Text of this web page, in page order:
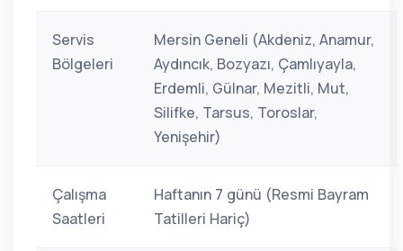
Servis
Bölgeleri
Mersin Geneli (Akdeniz, Anamur,
Aydıncık, Bozyazı, Çamlıyayla,
Erdemli, Gülnar, Mezitli, Mut,
Silifke, Tarsus, Toroslar,
Yenişehir)
Çalışma
Saatleri
Haftanın 7 günü (Resmi Bayram
Tatilleri Hariç)